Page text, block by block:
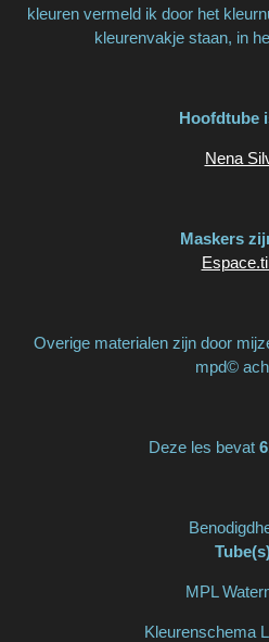
kleuren vermeld ik door het
kleurenvakje staan, in
Hoofdtube
Nena
Maskers
Overige materialen zijn door
mpd©
Deze les bevat
MPL
Kleurenschema